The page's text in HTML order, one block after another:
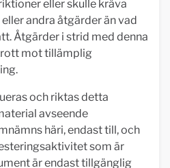
eller skulle kräva
andra åtgärder än vad
Åtgärder i strid med denna
mot tillämplig
och riktas detta
avseende
häri, endast till, och
som är
är endast tillgänglig